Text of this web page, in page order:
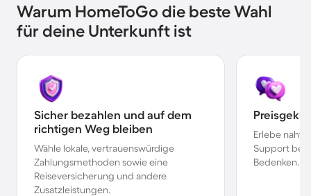
Warum HomeToGo die beste Wahl
für deine Unterkunft ist
Sicher bezahlen und auf dem
richtigen Weg bleiben
Wähle lokale, vertrauenswürdige
Zahlungsmethoden sowie eine
Reiseversicherung und andere
Zusatzleistungen.
Erlebe
Support bei
Bedenken.